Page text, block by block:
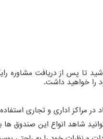
تا پس از دریافت
را خواهید داشت.
در مراکز اداری و تجاری
شاهد انواع این صندوق ها